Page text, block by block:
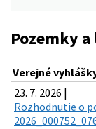
Pozemky
Verejné
23. 7. 2026 |
Rozhodnutie o